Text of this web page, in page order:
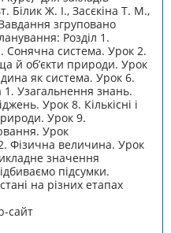
Білик Ж. І., Засєкіна Т. М.,
згруповано
Розділ 1.
Сонячна система. Урок 2.
й об’єкти природи. Урок
як система. Урок 6.
1. Узагальнення знань.
Урок 8. Кількісні і
Урок 9.
Урок
Фізична величина. Урок
значення
підсумки.
на різних етапах
cайт